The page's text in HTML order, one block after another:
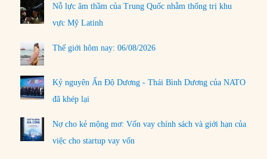
Nỗ lực âm thầm của Trung Quốc nhằm thống trị khu
vực Mỹ Latinh
Thế giới hôm nay: 06/08/2026
Kỷ nguyên Ấn Độ Dương - Thái Bình Dương của NATO
đã khép lại
Nợ cho kẻ mộng mơ: Vốn vay chính sách và giới hạn của
việc cho startup vay vốn